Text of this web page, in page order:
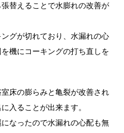
替えることで水膨れの改善が
グが切れており、水漏れの心
機にコーキングの打ち直しを
床の膨らみと亀裂が改善され
入ることが出来ます。
なったので水漏れの心配も無